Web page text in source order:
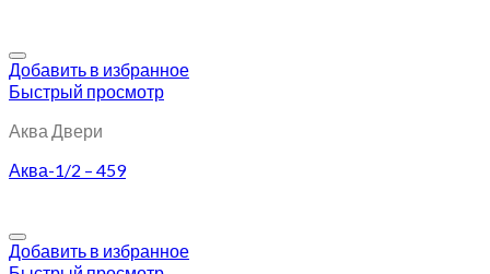
Добавить в избранное
Быстрый просмотр
Аква Двери
Аква-1/2 – 459
Добавить в избранное